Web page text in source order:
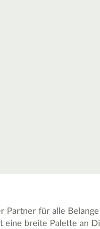
Partner für alle
eine breite Palette an